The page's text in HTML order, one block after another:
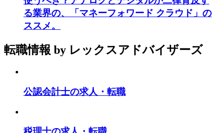
る業界の、「マネーフォワード クラウド」の
ススメ。
転職情報 by レックスアドバイザーズ
公認会計士の求人・転職